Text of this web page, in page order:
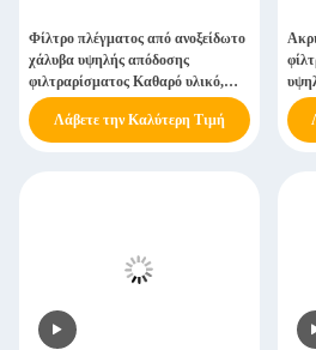
Φίλτρο πλέγματος από ανοξείδωτο
χάλυβα υψηλής απόδοσης
φιλτραρίσματος Καθαρό υλικό,
χωρίς ακαθαρσίες
Λάβετε την Καλύτερη Τιμή